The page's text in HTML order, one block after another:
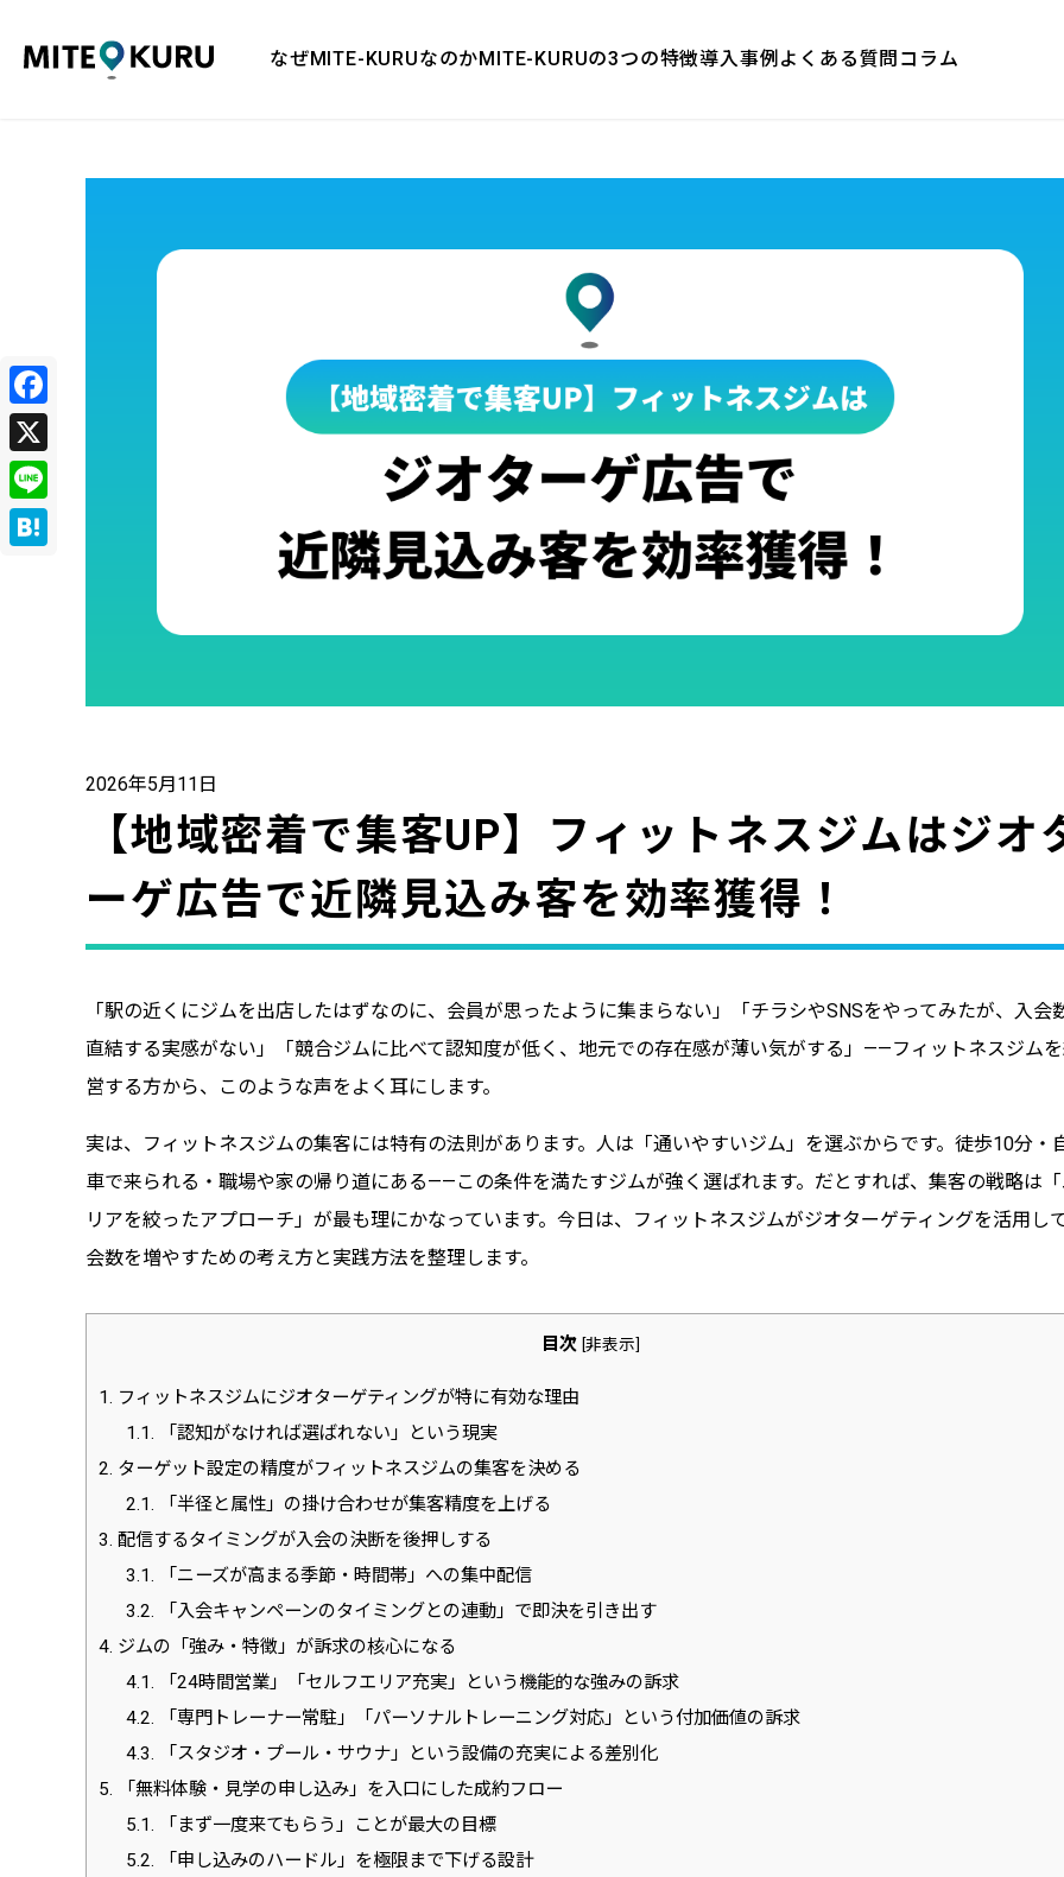
なぜMITE-KURUなのかMITE-KURUの3つの特徴導入事例 よくある質問 コラム
2026年5月11日
【地域密着で集客UP】フィットネスジムはジオ
ーゲ広告で近隣見込み客を効率獲得！
「駅の近くにジムを出店したはずなのに、会員が思ったように集まらない」「チラシやSNSをやってみたが、入会
直結する実感がない」「競合ジムに比べて認知度が低く、地元での存在感が薄い気がする」——フィットネスジム
営する方から、このような声をよく耳にします。
実は、フィットネスジムの集客には特有の法則があります。人は「通いやすいジム」を選ぶからです。徒歩10分・
車で来られる・職場や家の帰り道にある——この条件を満たすジムが強く選ばれます。だとすれば、集客の戦略は
リアを絞ったアプローチ」が最も理にかなっています。今日は、フィットネスジムがジオターゲティングを活用し
会数を増やすための考え方と実践方法を整理します。
目次 [非表示]
1. フィットネスジムにジオターゲティングが特に有効な理由
1.1. 「認知がなければ選ばれない」という現実
2. ターゲット設定の精度がフィットネスジムの集客を決める
2.1. 「半径と属性」の掛け合わせが集客精度を上げる
3. 配信するタイミングが入会の決断を後押しする
3.1. 「ニーズが高まる季節・時間帯」への集中配信
3.2. 「入会キャンペーンのタイミングとの連動」で即決を引き出す
4. ジムの「強み・特徴」が訴求の核心になる
4.1. 「24時間営業」「セルフエリア充実」という機能的な強みの訴求
4.2. 「専門トレーナー常駐」「パーソナルトレーニング対応」という付加価値の訴求
4.3. 「スタジオ・プール・サウナ」という設備の充実による差別化
5. 「無料体験・見学の申し込み」を入口にした成約フロー
5.1. 「まず一度来てもらう」ことが最大の目標
5.2. 「申し込みのハードル」を極限まで下げる設計
Facebook
X
Line